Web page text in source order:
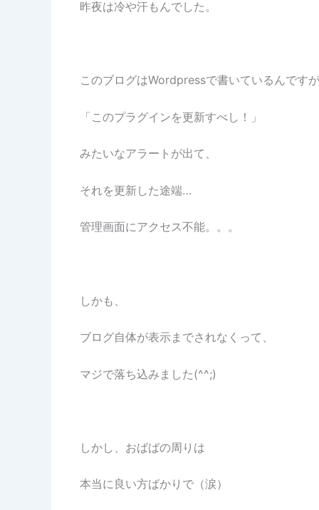
昨夜は冷や汗もんでした。
このブログはWordpressで書いているんです
「このプラグインを更新すべし！」
みたいなアラートが出て、
それを更新した途端…
管理画面にアクセス不能。。。
しかも、
ブログ自体が表示までされなくって、
マジで落ち込みました(^^;)
しかし、おばばの周りは
本当に良い方ばかりで（涙）